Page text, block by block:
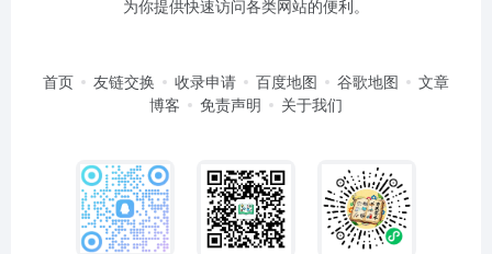
为你提供快速访问各类网站的便利。
首页 友链交换 收录申请 百度地图 谷歌地图
文章
博客
免责声明 关于我们